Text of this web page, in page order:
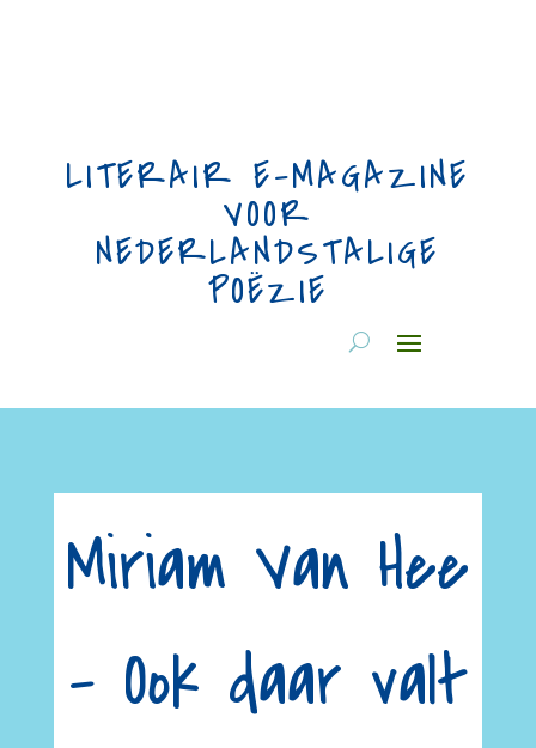
LITERAIR E-MAGAZINE
VOOR
NEDERLANDSTALIGE
POËZIE
Miriam Van Hee
– Ook daar valt